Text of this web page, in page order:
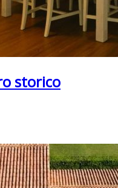
storico